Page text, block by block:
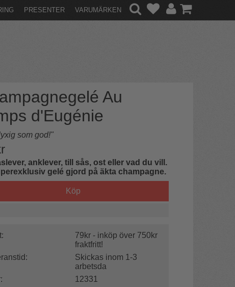
PRESENTER VARUMÄRKEN
Au
d'Eugénie
som god!"
anklever, till sås, ost eller vad du vill.
gelé gjord på äkta champagne.
Köp
79kr - inköp över 750kr
fraktfritt!
Skickas inom 1-3
arbetsda
12331